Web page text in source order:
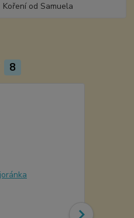
Koření od Samuela
8